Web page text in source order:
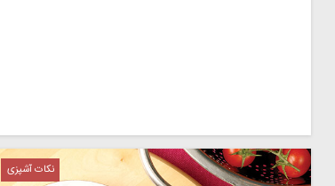
نکات آشپزی